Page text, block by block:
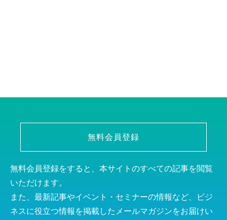
無料会員登録
無料会員登録をすると、本サイトのすべての記事を閲覧
いただけます。
また、最新記事やイベント・セミナーの情報など、ビジ
ネスに役立つ情報を掲載したメールマガジンをお届けい